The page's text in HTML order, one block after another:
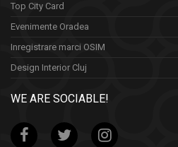
Top City Card
Evenimente Oradea
Inregistrare marci OSIM
Design Interior Cluj
WE ARE SOCIABLE!